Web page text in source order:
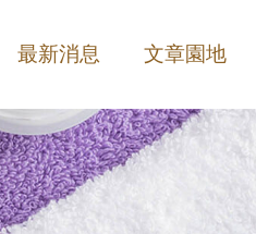
最新消息 文章園地